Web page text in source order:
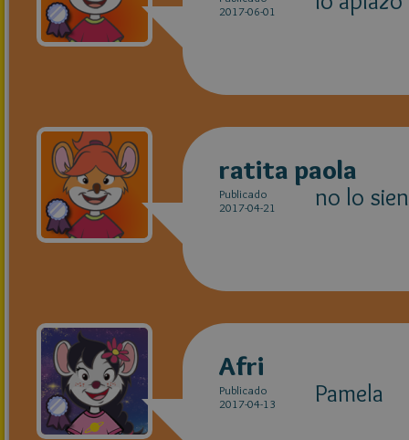
2017-06-01
ratita paola
Publicado
2017-04-21
no lo
Afri
Publicado
2017-04-13
Pamela